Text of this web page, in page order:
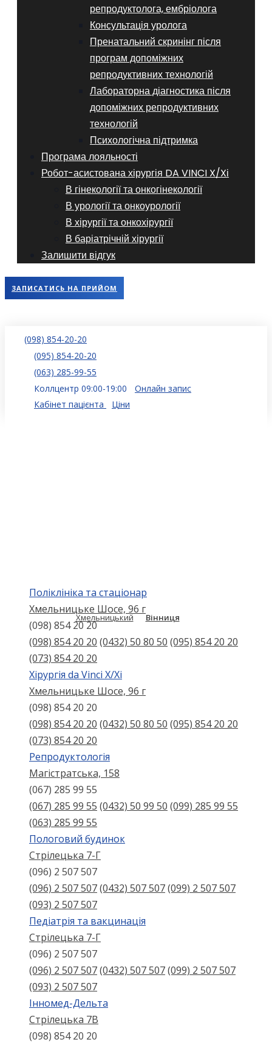
репродуктолога, ембріолога
Консультація уролога
Пренатальний скринінг після
програм допоміжних
репродуктивних технологій
​​Лабораторна діагностика після
допоміжних репродуктивних
технологій
​​Психологічна підтримка
Програма лояльності
Робот-асистована хірургія DA VINCI X/Xі
В гінекології та онкогінекології
В урології та онкоурології
В хірургії та онкохірургії
В баріатрічній хірургії
Залишити відгук
ЗАПИСАТИСЬ НА ПРИЙОМ
(098) 854-20-20
(095) 854-20-20
(063) 285-99-55
Коллцентр 09:00-19:00
Онлайн запис
Кабінет пацієнта
Ціни
Хмельницький Вінниця
Поліклініка та стаціонар
Хмельницьке Шосе, 96 г
(098) 854 20 20
(098) 854 20 20 (0432) 50 80 50 (095) 854 20 20
(073) 854 20 20
Хірургія da Vinci X/Xі
Хмельницьке Шосе, 96 г
(098) 854 20 20
(098) 854 20 20 (0432) 50 80 50 (095) 854 20 20
(073) 854 20 20
Репродуктологія
Магістратська, 158
(067) 285 99 55
(067) 285 99 55 (0432) 50 99 50 (099) 285 99 55
(063) 285 99 55
Пологовий будинок
Стрілецька 7-Г
(096) 2 507 507
(096) 2 507 507(0432) 507 507(099) 2 507 507
(093) 2 507 507
Педіатрія та вакцинація
Стрілецька 7-Г
(096) 2 507 507
(096) 2 507 507(0432) 507 507(099) 2 507 507
(093) 2 507 507
Інномед-Дельта
Стрілецька 7В
(098) 854 20 20